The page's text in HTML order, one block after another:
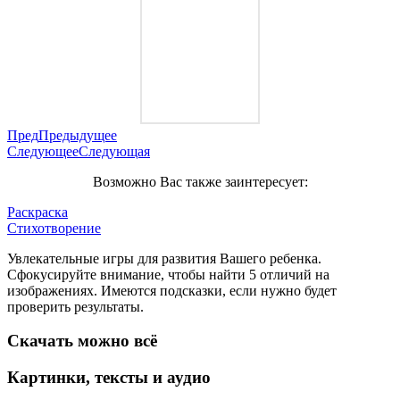
ПредПредыдущее
СледующееСледующая
Возможно Вас также заинтересует:
Раскраска
Стихотворение
Увлекательные игры для развития Вашего ребенка.
Сфокусируйте внимание, чтобы найти 5 отличий на
изображениях. Имеются подсказки, если нужно будет
проверить результаты.
Скачать можно всё
Картинки, тексты и аудио